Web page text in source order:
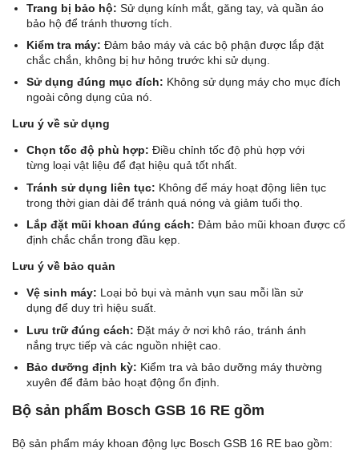
Trang bị bảo hộ: Sử dụng kính mắt, găng tay, và quần áo
bảo hộ để tránh thương tích.
Kiểm tra máy: Đảm bảo máy và các bộ phận được lắp đặt
chắc chắn, không bị hư hỏng trước khi sử dụng.
Sử dụng đúng mục đích: Không sử dụng máy cho mục đích
ngoài công dụng của nó.
Lưu ý về sử dụng
Chọn tốc độ phù hợp: Điều chỉnh tốc độ phù hợp với
từng loại vật liệu để đạt hiệu quả tốt nhất.
Tránh sử dụng liên tục: Không để máy hoạt động liên tục
trong thời gian dài để tránh quá nóng và giảm tuổi thọ.
Lắp đặt mũi khoan đúng cách: Đảm bảo mũi khoan được cố
định chắc chắn trong đầu kẹp.
Lưu ý về bảo quản
Vệ sinh máy: Loại bỏ bụi và mảnh vụn sau mỗi lần sử
dụng để duy trì hiệu suất.
Lưu trữ đúng cách: Đặt máy ở nơi khô ráo, tránh ánh
nắng trực tiếp và các nguồn nhiệt cao.
Bảo dưỡng định kỳ: Kiểm tra và bảo dưỡng máy thường
xuyên để đảm bảo hoạt động ổn định.
Bộ sản phẩm Bosch GSB 16 RE gồm
Bộ sản phẩm máy khoan động lực Bosch GSB 16 RE bao gồm: